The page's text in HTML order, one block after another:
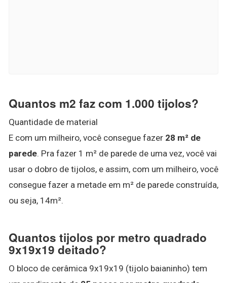
Quantos m2 faz com 1.000 tijolos?
Quantidade de material
E com um milheiro, você consegue fazer 28 m² de
parede. Pra fazer 1 m² de parede de uma vez, você vai
usar o dobro de tijolos, e assim, com um milheiro, você
consegue fazer a metade em m² de parede construída,
ou seja, 14m².
Quantos tijolos por metro quadrado
9x19x19 deitado?
O bloco de cerâmica 9x19x19 (tijolo baianinho) tem